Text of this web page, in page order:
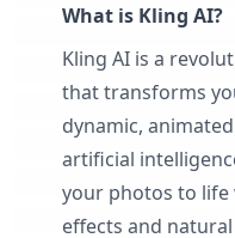
What is Kling AI?
Kling AI is a
that transforms
dynamic,
artificial
your photos to
effects and